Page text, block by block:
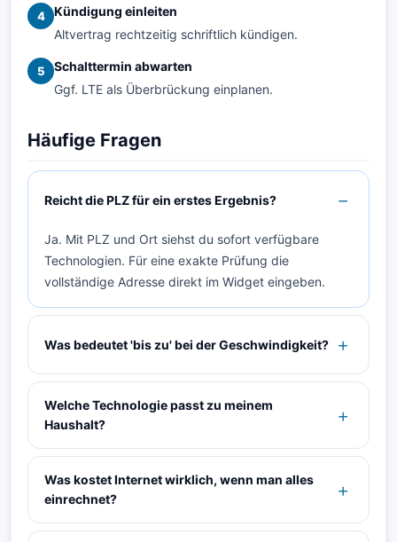
4
Kündigung einleiten
Altvertrag rechtzeitig schriftlich kündigen.
5
Schalttermin abwarten
Ggf. LTE als Überbrückung einplanen.
Häufige Fragen
Reicht die PLZ für ein erstes Ergebnis?
Ja. Mit PLZ und Ort siehst du sofort verfügbare
Technologien. Für eine exakte Prüfung die
vollständige Adresse direkt im Widget eingeben.
Was bedeutet 'bis zu' bei der Geschwindigkeit?
Welche Technologie passt zu meinem
Haushalt?
Was kostet Internet wirklich, wenn man alles
einrechnet?